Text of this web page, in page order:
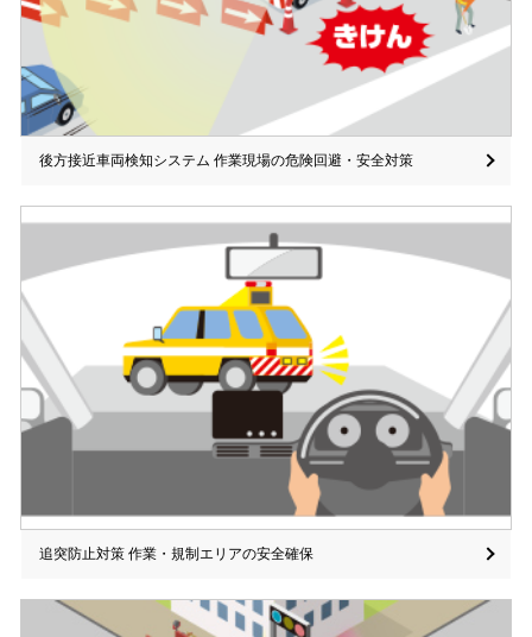
後方接近車両検知システム 作業現場の危険回避・安全対策
追突防止対策 作業・規制エリアの安全確保